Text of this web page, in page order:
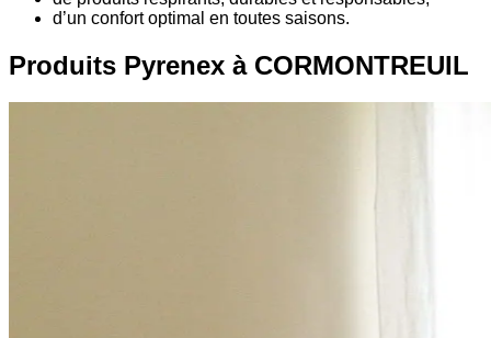
d’un confort optimal en toutes saisons.
Produits Pyrenex à CORMONTREUIL